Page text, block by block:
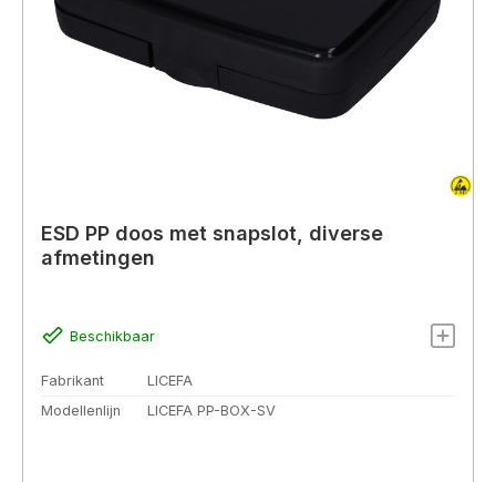
ESD PP doos met snapslot, diverse
afmetingen
Beschikbaar
Fabrikant
LICEFA
Modellenlijn
LICEFA PP-BOX-SV